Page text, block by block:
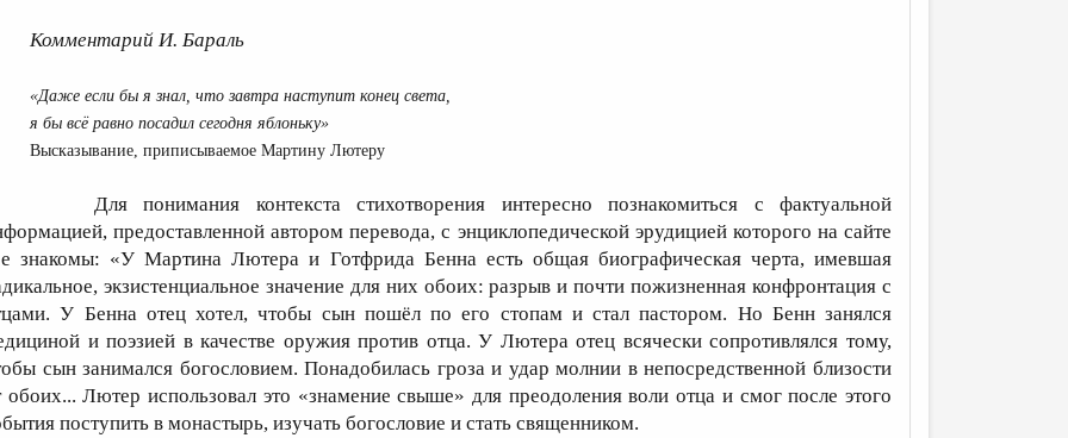
Комментарий И. Бараль
«Даже если бы я знал, что завтра наступит конец света,
я бы всё равно посадил сегодня яблоньку»
Высказывание, приписываемое Мартину Лютеру
Для понимания контекста стихотворения интересно познакомиться с фактуальной
предоставленной автором перевода, с энциклопедической эрудицией которого на сайте
знакомы: «У Мартина Лютера и Готфрида Бенна есть общая биографическая черта, имевшая
экзистенциальное значение для них обоих: разрыв и почти пожизненная конфронтация с
У Бенна отец хотел, чтобы сын пошёл по его стопам и стал пастором. Но Бенн занялся
и поэзией в качестве оружия против отца. У Лютера отец всячески сопротивлялся тому,
сын занимался богословием. Понадобилась гроза и удар молнии в непосредственной близости
обоих... Лютер использовал это «знамение свыше» для преодоления воли отца и смог после этого
поступить в монастырь, изучать богословие и стать священником.